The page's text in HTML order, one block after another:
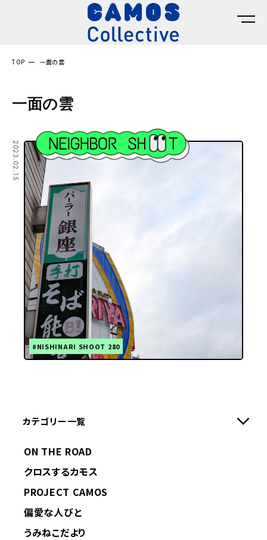
TOP 一面の雲
一面の雲
2023.02.15
#NISHINARI SHOOT 280
カテゴリー一覧
ON THE ROAD
クロスするカモス
PROJECT CAMOS
偏愛な人びと
うみねこだより